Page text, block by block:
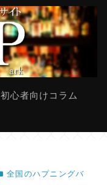
初心者向けコラム
全国のハプニングバ